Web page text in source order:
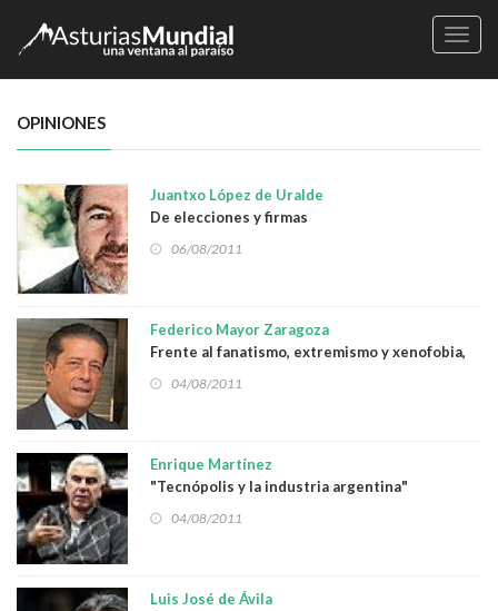
OPINIONES
Juantxo López de Uralde
De elecciones y firmas
06/08/2011
Federico Mayor Zaragoza
Frente al fanatismo, extremismo y xenofobia,
más y mejor democracia
04/08/2011
Enrique Martínez
"Tecnópolis y la industria argentina"
04/08/2011
Luis José de Ávila